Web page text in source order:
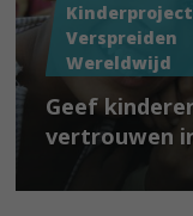
Verspreiden
Wereldwijd
Geef
vertrouwen